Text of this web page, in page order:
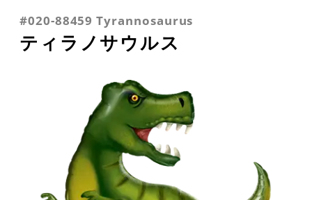
#020-88459 Tyrannosaurus
ティラノサウルス